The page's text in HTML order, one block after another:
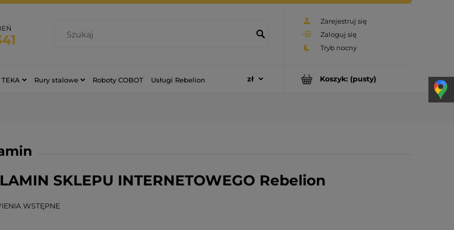
Zarejestruj się
Zaloguj się
Koszyk: (pusty)
Rury stalowe Roboty COBOT Usługi Rebelion
SKLEPU INTERNETOWEGO Rebelion
WSTĘPNE